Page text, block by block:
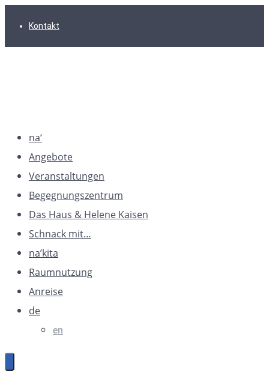
Hauptnavigation
Inhalt
FooterKontakt
na‘
Angebote
Veranstaltungen
Begegnungszentrum
Das Haus & Helene Kaisen
Schnack mit…
na’kita
Raumnutzung
Anreise
de
en